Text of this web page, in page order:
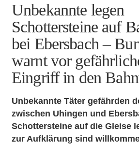
Unbekannte legen
Schottersteine auf
bei Ebersbach –
warnt vor
Eingriff in den
Unbekannte Täter gefährden
zwischen Uhingen und
Schottersteine auf die Gleise
zur Aufklärung sind